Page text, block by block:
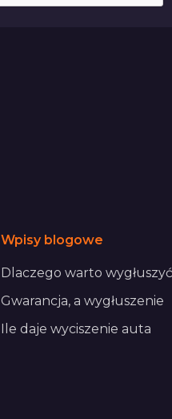
Wpisy blogowe
Dlaczego warto
Gwarancja, a wygłuszenie
Ile daje wyciszenie auta